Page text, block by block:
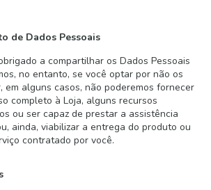
de Dados Pessoais
a compartilhar os Dados Pessoais
no entanto, se você optar por não os
em alguns casos, não poderemos fornecer
completo à Loja, alguns recursos
ou ser capaz de prestar a assistência
ainda, viabilizar a entrega do produto ou
contratado por você.